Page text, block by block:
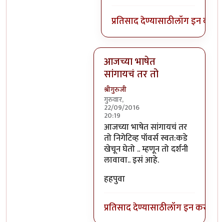
प्रतिसाद देण्यासाठीलॉग इन करा
आजच्या भाषेत
सांगायचं तर तो
श्रीगुरुजी
गुरुवार,
22/09/2016
20:19
In reply toआजच्या भाषेत सांगायचं
आजच्या भाषेत सांगायचं तर
तो निगेटिव्ह पॉवर्स स्वत:कडे
खेचून घेतो .. म्हणून तो दर्शनी
लावावा.. इसं आहे.
हहपुवा
प्रतिसाद देण्यासाठीलॉग इन करा